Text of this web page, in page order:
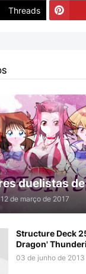
Threads
duelistas
12 de março de 2017
Structure Deck
Dragon'
03 de junho de 2013